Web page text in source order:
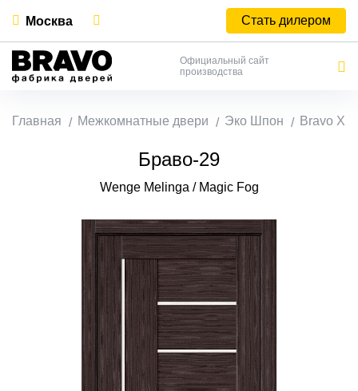
Москва Стать дилером
Официальный сайт
производства
Главная Межкомнатные двери Эко Шпон Bravo X
Браво-29
Wenge Melinga / Magic Fog